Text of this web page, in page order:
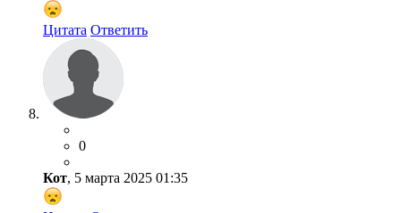
Цитата Ответить
0
Кот, 5 марта 2025 01:35